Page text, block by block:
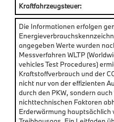
Kraftfahrzeugsteuer:
Die Informationen erfolgen
angegeben Werte wurden
Messverfahren WLTP
vehicles Test Procedures)
Kraftstoffverbrauch und der
nicht nur von der effizienten
durch den PKW, sondern
nichttechnischen Faktoren
Erderwärmung hauptsächlich